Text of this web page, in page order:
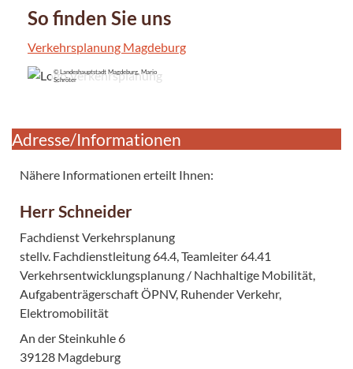
So finden Sie uns
Verkehrsplanung Magdeburg
© Landeshauptstadt Magdeburg, Mario
Schröter
Adresse/Informationen
Nähere Informationen erteilt Ihnen:
Herr Schneider
Fachdienst Verkehrsplanung
stellv. Fachdienstleitung 64.4, Teamleiter 64.41
Verkehrsentwicklungsplanung / Nachhaltige Mobilität,
Aufgabenträgerschaft ÖPNV, Ruhender Verkehr,
Elektromobilität
An der Steinkuhle 6
39128 Magdeburg